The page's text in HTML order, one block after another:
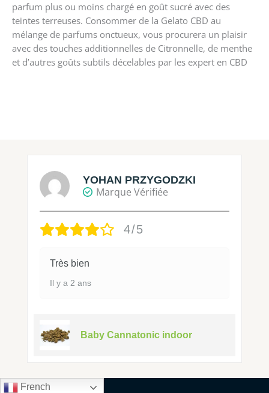
parfum plus ou moins chargé en goût sucré avec des
teintes terreuses. Consommer de la Gelato CBD au
mélange de parfums onctueux, vous procurera un plaisir
avec des touches additionnelles de Citronnelle, de menthe
et d’autres goûts subtils décelables par les expert en CBD
YOHAN PRZYGODZKI
Marque Vérifiée
4/5
Très bien
Il y a 2 ans
Baby Cannatonic indoor
French